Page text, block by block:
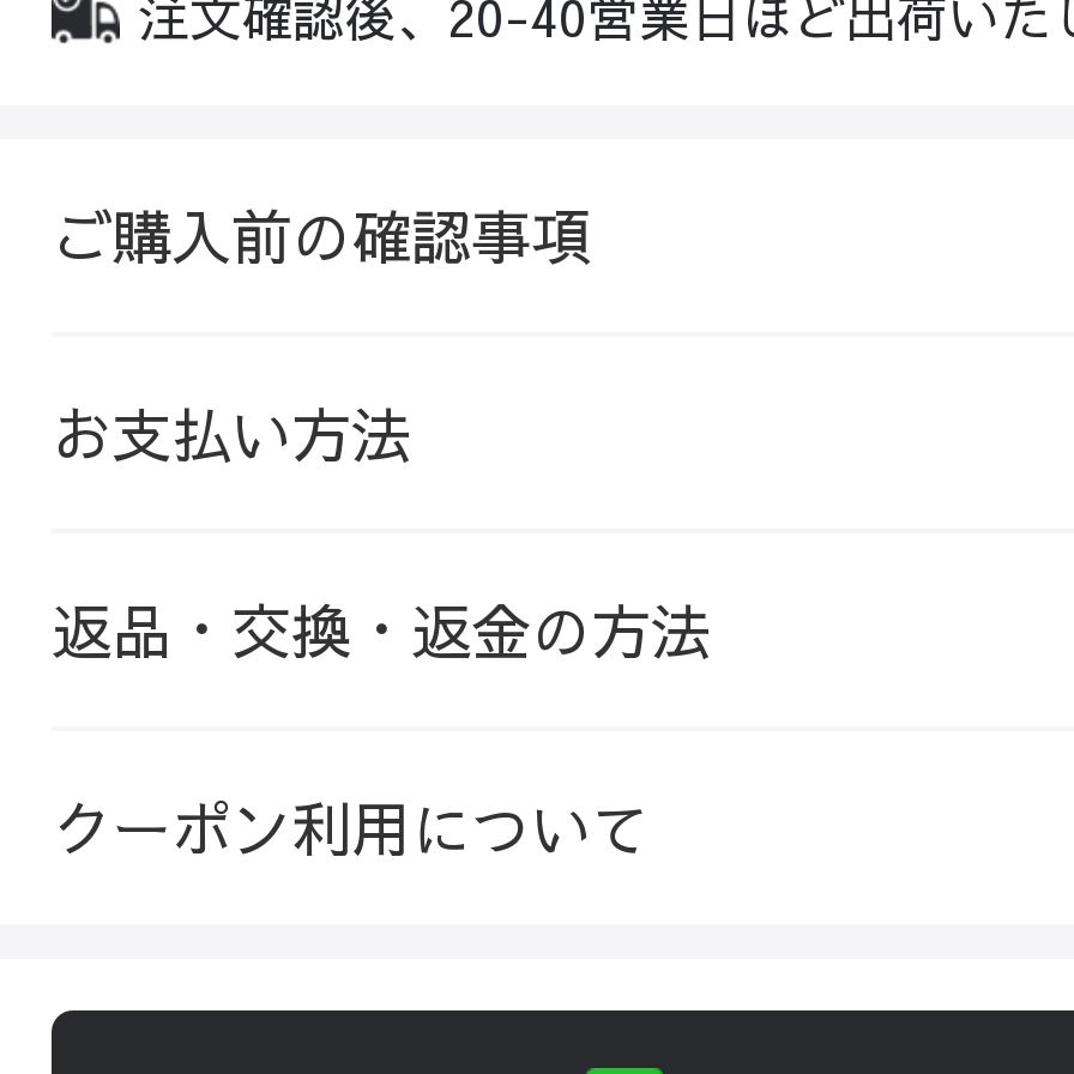
注文確認後、20-40営業日ほど出荷いた
ご購入前の確認事項
お支払い方法
返品・交換・返金の方法
クーポン利用について